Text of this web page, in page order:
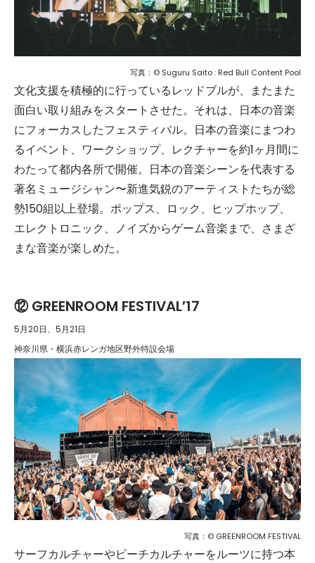
写真：© Suguru Saito : Red Bull Content Pool
文化支援を積極的に行っているレッドブルが、またまた
面白い取り組みをスタートさせた。それは、日本の音楽
にフォーカスしたフェスティバル。日本の音楽にまつわ
るイベント、ワークショップ、レクチャーを約1ヶ月間に
わたって都内各所で開催。日本の音楽シーンを代表する
著名ミュージシャン〜新進気鋭のアーティストたちが総
勢150組以上登場。ポップス、ロック、ヒップホップ、
エレクトロニック、ノイズからゲーム音楽まで、さまざ
まな音楽が楽しめた。
⑫ GREENROOM FESTIVAL′17
5月20日、5月21日
神奈川県・横浜赤レンガ地区野外特設会場
写真：© GREENROOM FESTIVAL
サーフカルチャーやビーチカルチャーをルーツに持つ本